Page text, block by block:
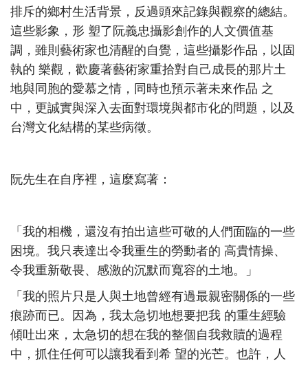
排斥的鄉村生活背景，反過頭來記錄與觀察的總結。
這些影象，形 塑了阮義忠攝影創作的人文價值基
調，雖則藝術家也清醒的自覺，這些攝影作品，以固
執的 樂觀，歡慶著藝術家重拾對自己成長的那片土
地與同胞的愛慕之情，同時也預示著未來作品 之
中，更誠實與深入去面對環境與都市化的問題，以及
台灣文化結構的某些病徵。
阮先生在自序裡，這麼寫著：
「我的相機，還沒有拍出這些可敬的人們面臨的一些
困境。我只表達出令我重生的勞動者的 高貴情操、
令我重新敬畏、感激的沉默而寬容的土地。」
「我的照片只是人與土地曾經有過最親密關係的一些
痕跡而已。因為，我太急切地想要把我 的重生經驗
傾吐出來，太急切的想在我的整個自我救贖的過程
中，抓住任何可以讓我看到希 望的光芒。也許，人